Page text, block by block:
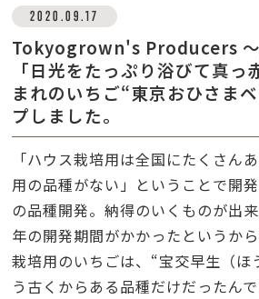
2020.09.17
Tokyogrown's Producers ～
「日光をたっぷり浴びて真っ
まれのいちご“東京おひさま
プしました。
「ハウス栽培用は全国にたくさん
用の品種がない」ということで開
の品種開発。納得のいくものが出
年の開発期間がかかったというか
栽培用のいちごは、“宝交早生（ほ
う古くからある品種だけだったん